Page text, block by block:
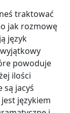
traktować
jak rozmowę
język
powoduje
ilości
są jacyś
językiem